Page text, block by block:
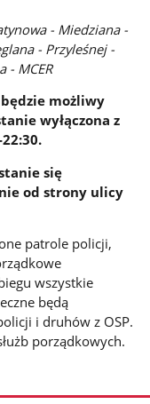
- Miedziana -
- Przyleśnej -
- MCER
będzie możliwy
wyłączona z
się
od strony ulicy
patrole policji,
wszystkie
będą
i druhów z OSP.
porządkowych.